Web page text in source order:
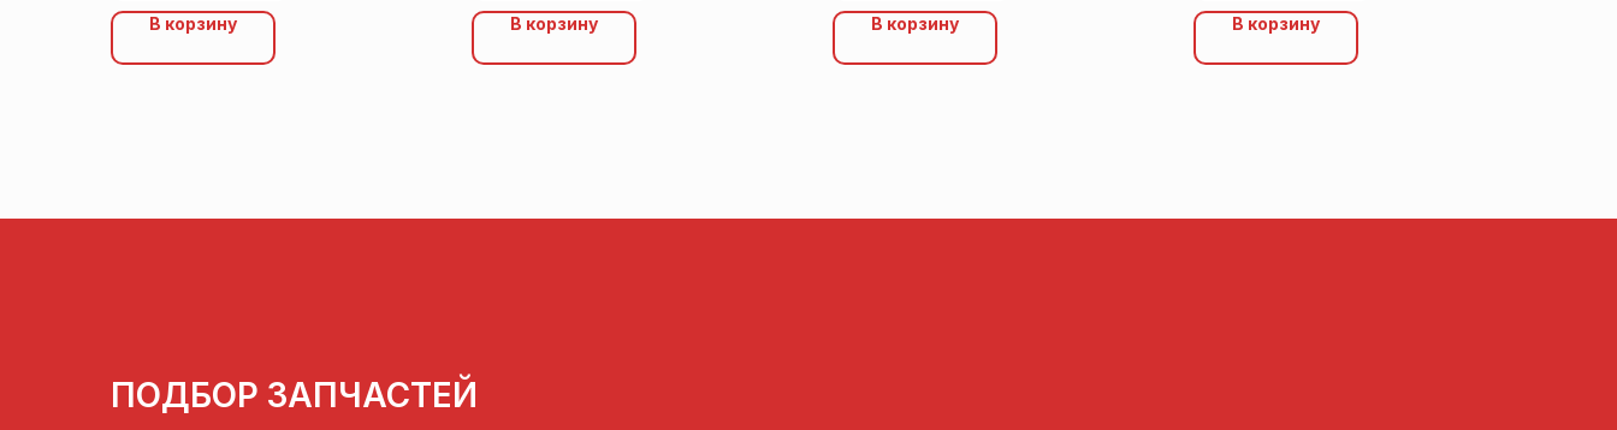
В корзину В корзину В корзину В корзину
ПОДБОР ЗАПЧАСТЕЙ